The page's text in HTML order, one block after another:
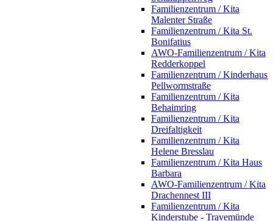
Familienzentrum / Kita
Malenter Straße
Familienzentrum / Kita St.
Bonifatius
AWO-Familienzentrum / Kita
Redderkoppel
Familienzentrum / Kinderhaus
Pellwormstraße
Familienzentrum / Kita
Behaimring
Familienzentrum / Kita
Dreifaltigkeit
Familienzentrum / Kita
Helene Bresslau
Familienzentrum / Kita Haus
Barbara
AWO-Familienzentrum / Kita
Drachennest III
Familienzentrum / Kita
Kinderstube - Travemünde